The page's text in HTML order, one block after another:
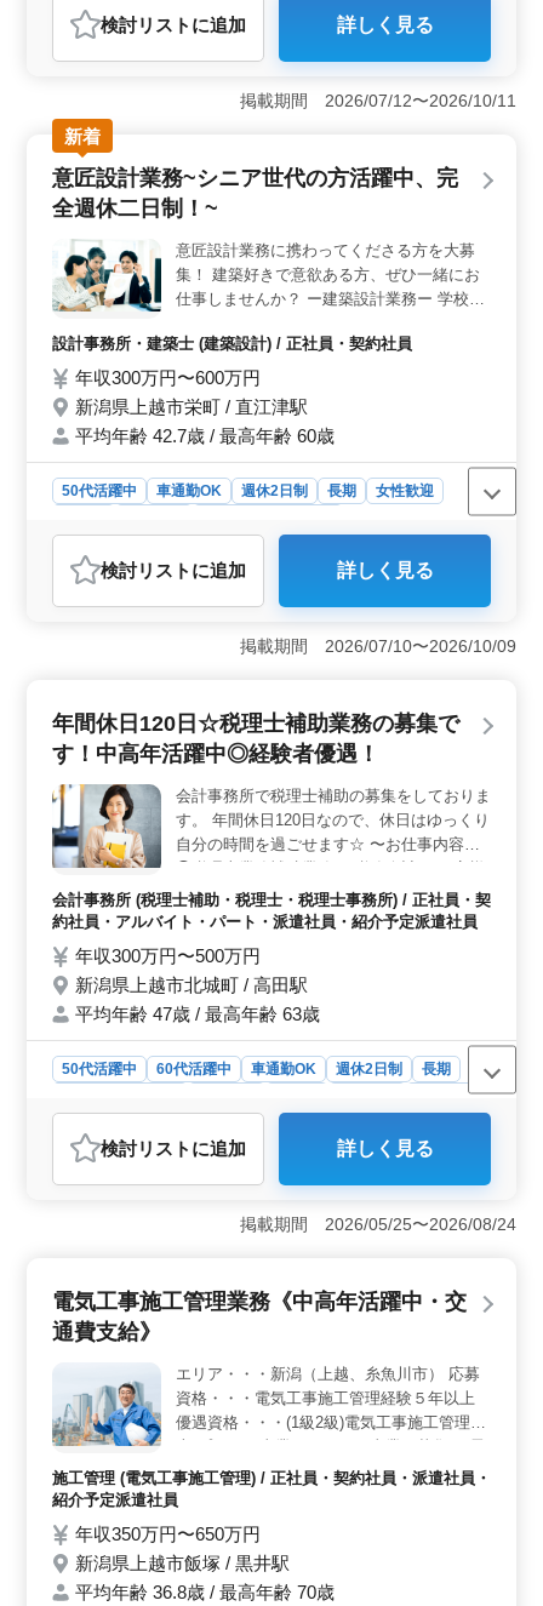
対応企業 ・交通費：全額支給 ・駐車場完備
＊社用車支給はありません。 ◎家族サービ
スを中心に休暇のある企業をお探しの方一度
士/1級管工事施工管理技士保有者条件面優遇
お探しの方お気軽にお問い合わせください
ご応募お待ちしております！！
おすすめポイント
＜施工管理業務の主な内容＞ 電気工事/管工事の施工管
理業務を担当します。現場代理人や現場監督として、施
成・修正などを行います。CAD未経験者でも現場監督経
験者であれば歓迎されます。 ＜働きやすい環境＞
冬場は積雪の影響で内勤業務が中心となり、基本的には
直行直帰が可能です。車通勤も可能で駐車場も完備され
ています。週休2日制で長期休暇の相談も可能で、家族と
の時間を大切にしながら働くことができます。 ＜資
格や経験の条件＞ 2級電気工事施工管理技士または2級
管工事施工管理技士の資格を持ち、電気工事施工管理ま
たは管工事施工管理の経験が5年以上必要です。CADの操
作経験があれば尚可となります。
検討リスト に追加 詳しく見る
掲載期間 2026/07/12〜2026/10/11
新着
意匠設計業務~シニア世代の方活躍中、完
全週休二日制！~
意匠設計業務に携わってくださる方を大募
集！ 建築好きで意欲ある方、ぜひ一緒にお
仕事しませんか？ ー建築設計業務ー 学校、
宅 等 ＊主に意匠設計業務 【業務内容】 ・
施主打ち合わせ、現地調査、プランニング
・基本設計、実施設計、積算 ・確認申請、
各種書類作成、施工会社選定、設計監理 等
・CAD操作あり ※備考 作業着支給 ＊40代
以上のベテラン層の方歓迎 ＊1級建築士を
お持ちの方優遇(資格手当有) ＊完全週休二日
制！マイカー通勤OK！ 詳細はお気軽にお問
い合わせください☆
設計事務所・建築士 (建築設計) / 正社員・契約社員
年収300万円〜600万円
新潟県上越市栄町 / 直江津駅
平均年齢 42.7歳 / 最高年齢 60歳
50代活躍中 車通勤OK 週休2日制 長期
女性歓迎
おすすめポイント
＜好条件＞ この求人は、新潟県上越市栄町に位置し、
直江津駅に近い立地での勤務が可能です。年収300万円〜
全週休二日制やマイカー通勤OKといった働きやすい環境
宅など様々なプロジェクトに関わることができます。施
主打ち合わせから現地調査、プランニング、基本設計、
実施設計、積算、確認申請など、幅広い業務に携わるこ
とができます。40代以上のベテラン層の方も歓迎されて
います。 ＜福利厚生＞ この企業では、通勤手当の
全額支給や雇用・労災・健康・厚生などの福利厚生が整
っています。また、作業着の支給や月平均30時間の時間
ています。
検討リスト に追加 詳しく見る
掲載期間 2026/07/10〜2026/10/09
年間休日120日☆税理士補助業務の募集で
す！中高年活躍中◎経験者優遇！
会計事務所で税理士補助の募集をしておりま
す。 年間休日120日なので、休日はゆっくり
自分の時間を過ごせます☆ 〜お仕事内容〜
の会計処理チェック（税務・会計監査） ・
各種税務申告書、届出書の作成 ・経営支援
援、企業の合併、分割 〜特徴〜 ◎土日祝休
み ◎賞与あり ◎経験者優遇 ◎年間休日120
日 会計事務所経験者は給与面や勤務条件に
ついてもご相談可能です。 あなたからのご
応募お待ちしております！
会計事務所 (税理士補助・税理士・税理士事務所) / 正社員・契
約社員・アルバイト・パート・派遣社員・紹介予定派遣社員
年収300万円〜500万円
新潟県上越市北城町 / 高田駅
平均年齢 47歳 / 最高年齢 63歳
50代活躍中 60代活躍中 車通勤OK 週休2日制
長期
派遣社員
アルバイト・パート
おすすめポイント
＜税理士補助業務の募集＞ 新潟県上越市北城町に位置
する会計事務所では、税理士補助業務に携わる人材を募
集しています。この職場では中高年層の方々が積極的に
会計や経営支援業務など、税理士業務の補助業務を担当
します。具体的には、お客様の会計処理のチェックや各
業務に携わります。経験者の方は、給与や勤務条件につ
いても柔軟に対応いたします。 ＜特徴＞ 土日祝日
がしっかりと休みであり、年間休日が120日と充実してい
ます。さらに、賞与は年3回支給されるため、安定した収
入を得ることが可能です。経験者を優遇する方針を採用
しており、経験を活かして活躍できる環境が整っていま
す。
検討リスト に追加 詳しく見る
掲載期間 2026/05/25〜2026/08/24
電気工事施工管理業務《中高年活躍中・交
通費支給》
エリア・・・新潟（上越、糸魚川市） 応募
資格・・・電気工事施工管理経験５年以上
優遇資格・・・(1級2級)電気工事施工管理技
気工事における施工管理のお仕事をお任せし
ます。 〈施工管理業務〉 工程、品質、安
を持って業務を遂行できる方のご応募、お待
ちしております。
施工管理 (電気工事施工管理) / 正社員・契約社員・派遣社員・
紹介予定派遣社員
年収350万円〜650万円
新潟県上越市飯塚 / 黒井駅
平均年齢 36.8歳 / 最高年齢 70歳